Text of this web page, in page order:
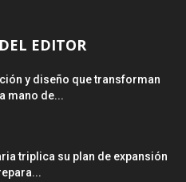
EDITOR
y diseño que transforman
mano de...
triplica su plan de expansión